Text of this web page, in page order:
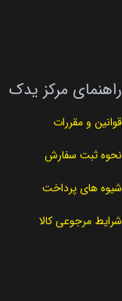
راهنمای مرکز یدک
قوانین و مقررات
نحوه ثبت سفارش
شیوه های پرداخت
شرایط مرجوعی کالا